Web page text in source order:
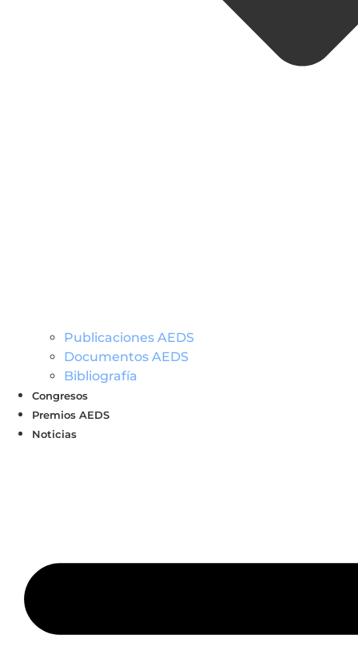
Publicaciones AEDS
Documentos AEDS
Bibliografía
Congresos
Premios AEDS
Noticias